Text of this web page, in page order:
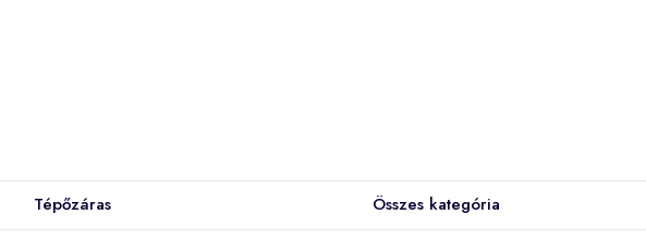
Tépőzáras Összes kategória